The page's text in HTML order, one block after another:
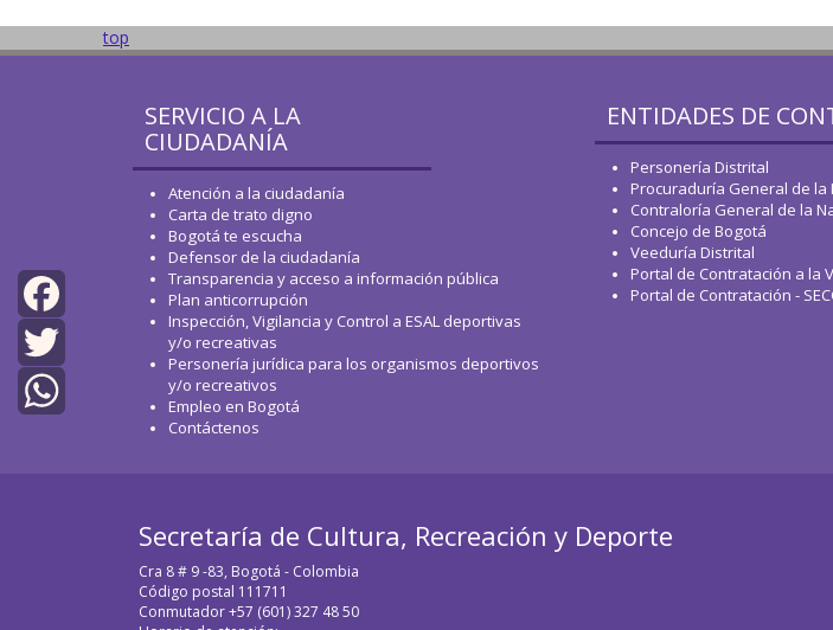
Facebook
Twitter
top
SERVICIO A LA
CIUDADANÍA
Atención a la ciudadanía
Carta de trato digno
Bogotá te escucha
Defensor de la ciudadanía
Transparencia y acceso a información pública
Plan anticorrupción
Inspección, Vigilancia y Control a ESAL deportivas
y/o recreativas
Personería jurídica para los organismos deportivos
y/o recreativos
Empleo en Bogotá
Contáctenos
ENTIDADES DE
Personería Distrital
Procuraduría General de la
Contraloría General de la
Concejo de Bogotá
Veeduría Distrital
Portal de Contratación a la
Portal de Contratación -
Secretaría de Cultura, Recreación y Deporte
Cra 8 # 9 -83, Bogotá - Colombia
Código postal 111711
Conmutador +57 (601) 327 48 50